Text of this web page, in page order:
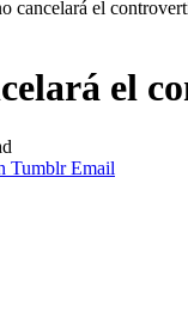
cancelará el
el
Tumblr Email